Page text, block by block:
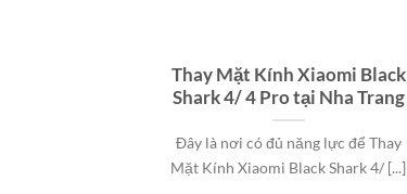
Thay Mặt Kính Xiaomi Black
Shark 4/ 4 Pro tại Nha Trang
Đây là nơi có đủ năng lực để Thay
Mặt Kính Xiaomi Black Shark 4/ [...]